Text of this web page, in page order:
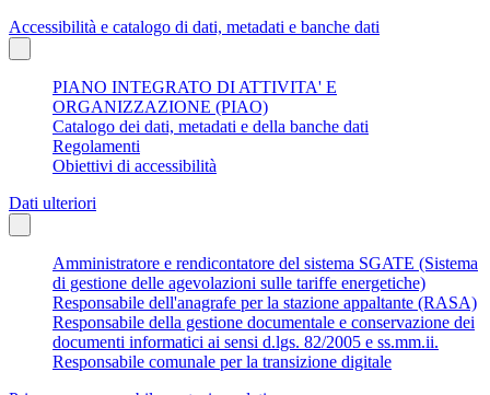
Accessibilità e catalogo di dati, metadati e banche dati
PIANO INTEGRATO DI ATTIVITA' E
ORGANIZZAZIONE (PIAO)
Catalogo dei dati, metadati e della banche dati
Regolamenti
Obiettivi di accessibilità
Dati ulteriori
Amministratore e rendicontatore del sistema SGATE (Sistema
di gestione delle agevolazioni sulle tariffe energetiche)
Responsabile dell'anagrafe per la stazione appaltante (RASA)
Responsabile della gestione documentale e conservazione dei
documenti informatici ai sensi d.lgs. 82/2005 e ss.mm.ii.
Responsabile comunale per la transizione digitale